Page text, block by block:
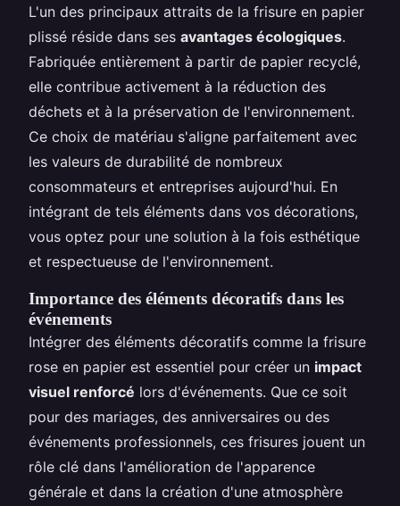
L'un des principaux attraits de la frisure en papier
plissé réside dans ses avantages écologiques.
Fabriquée entièrement à partir de papier recyclé,
elle contribue activement à la réduction des
déchets et à la préservation de l'environnement.
Ce choix de matériau s'aligne parfaitement avec
les valeurs de durabilité de nombreux
consommateurs et entreprises aujourd'hui. En
intégrant de tels éléments dans vos décorations,
vous optez pour une solution à la fois esthétique
et respectueuse de l'environnement.
Importance des éléments décoratifs dans les
événements
Intégrer des éléments décoratifs comme la frisure
rose en papier est essentiel pour créer un impact
visuel renforcé lors d'événements. Que ce soit
pour des mariages, des anniversaires ou des
événements professionnels, ces frisures jouent un
rôle clé dans l'amélioration de l'apparence
générale et dans la création d'une atmosphère